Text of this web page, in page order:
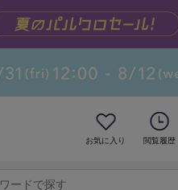
お気に入り 閲覧履歴